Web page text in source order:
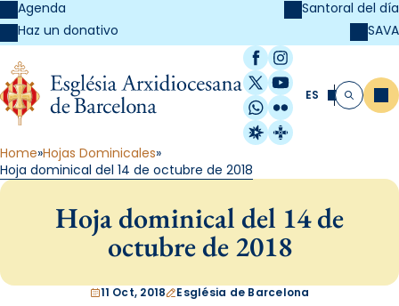
Agenda
Haz un donativo
Santoral del día
SAVA
Facebook
Instagram
X / Twitter
YouTube
WhatsApp
Flickr
Radio Estel
Catalunya
ES Buscar
Home Hojas Dominicales
Hoja dominical del 14 de octubre de 2018
Hoja dominical del 14 de
octubre de 2018
11 Oct, 2018 Església de Barcelona